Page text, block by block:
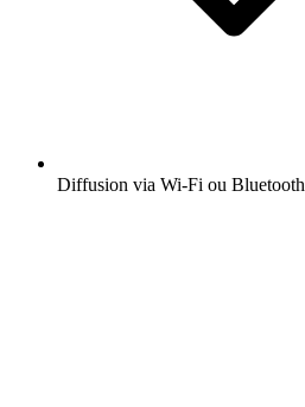
Diffusion via Wi-Fi ou Bluetooth